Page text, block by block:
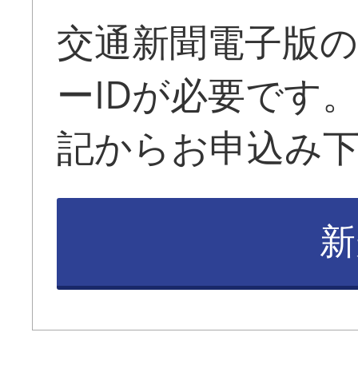
交通新聞電子版
ーIDが必要です
記からお申込み